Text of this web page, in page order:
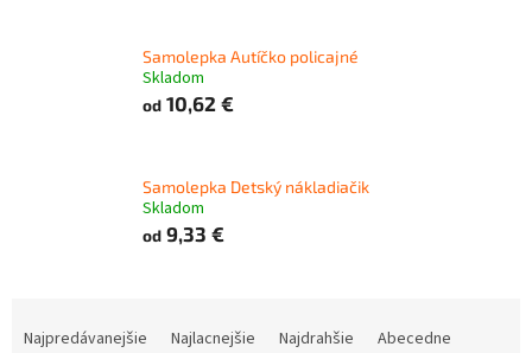
Samolepka Autíčko policajné
Skladom
od 10,62 €
Samolepka Detský nákladiačik
Skladom
od 9,33 €
Najpredávanejšie Najlacnejšie Najdrahšie Abecedne